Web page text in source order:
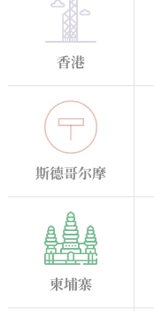
香港
斯德哥尔摩
柬埔寨